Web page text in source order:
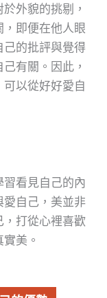
外貌的挑剔，
即便在他人眼
的批評與覺得
有關。因此，
以從好好愛自
看見自己的內
自己，美並非
打從心裡喜歡
美。